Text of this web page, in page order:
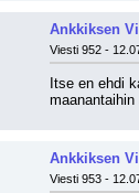
Ankkiksen
Viesti 952 -
Itse en ehdi
Ankkiksen
Viesti 953 -